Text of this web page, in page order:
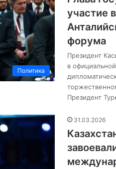
Политика
участие
форума
Президент
в
Президент
31.03.2026